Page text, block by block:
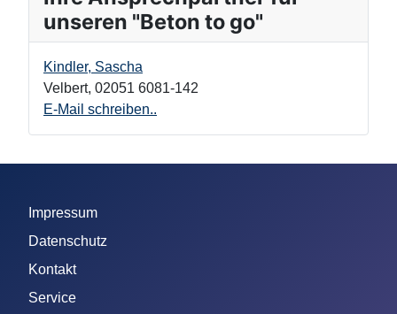
unseren "Beton to go"
Kindler, Sascha
Velbert, 02051 6081-142
E-Mail schreiben..
Impressum
Datenschutz
Kontakt
Service